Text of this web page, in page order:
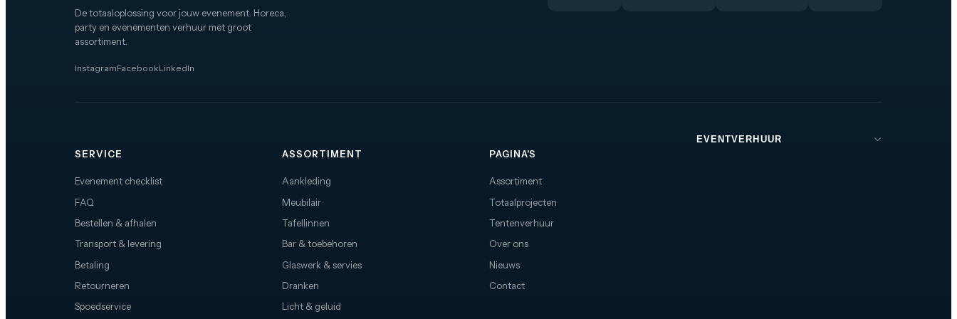
De totaaloplossing voor jouw evenement. Horeca,
party en evenementen verhuur met groot
assortiment.
InstagramFacebookLinkedIn
SERVICE
Evenement checklist
FAQ
Bestellen & afhalen
Transport & levering
Betaling
Retourneren
Spoedservice
ASSORTIMENT
Aankleding
Meubilair
Tafellinnen
Bar & toebehoren
Glaswerk & servies
Dranken
Licht & geluid
PAGINA'S
Assortiment
Totaalprojecten
Tentenverhuur
Over ons
Nieuws
Contact
EVENTVERHUUR